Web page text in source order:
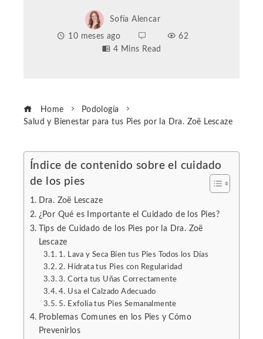
Sofía Alencar
10 meses ago
62
4 Mins Read
Home
Podología
Salud y Bienestar para tus Pies por la Dra. Zoë Lescaze
Índice de contenido sobre el cuidado
de los pies
Dra. Zoë Lescaze
¿Por Qué es Importante el Cuidado de los Pies?
Tips de Cuidado de los Pies por la Dra. Zoë
Lescaze
1. Lava y Seca Bien tus Pies Todos los Días
2. Hidrata tus Pies con Regularidad
3. Corta tus Uñas Correctamente
4. Usa el Calzado Adecuado
5. Exfolia tus Pies Semanalmente
Problemas Comunes en los Pies y Cómo
Prevenirlos